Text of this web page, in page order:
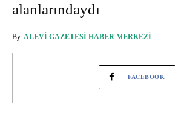
alanlarındaydı
By ALEVI GAZETESI HABER MERKEZI
FACEBOOK